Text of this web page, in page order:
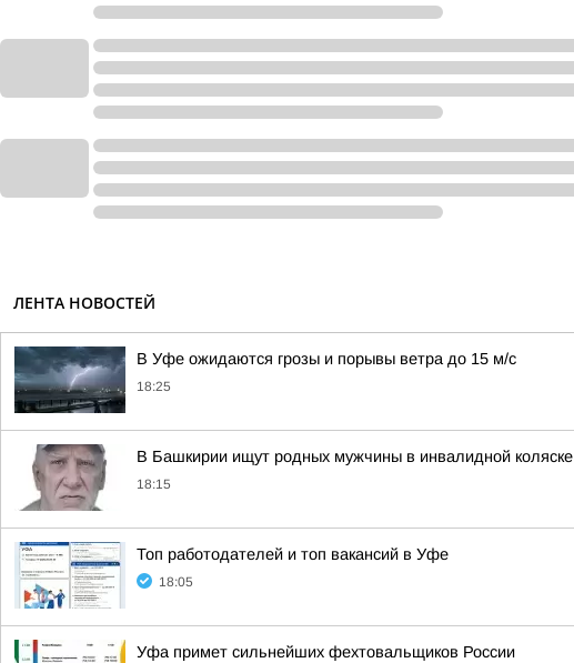
ЛЕНТА НОВОСТЕЙ
В Уфе ожидаются грозы и порывы ветра до 15 м/с
18:25
В Башкирии ищут родных мужчины в инвалидной коляске
18:15
Топ работодателей и топ вакансий в Уфе
18:05
Уфа примет сильнейших фехтовальщиков России